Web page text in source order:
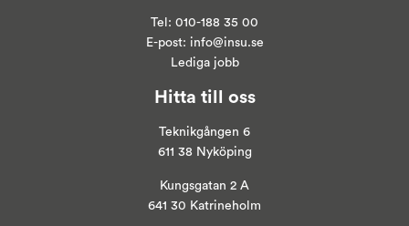
Tel: 010-188 35 00
E-post: info@insu.se
Lediga jobb
Hitta till oss
Teknikgången 6
611 38 Nyköping
Kungsgatan 2 A
641 30 Katrineholm